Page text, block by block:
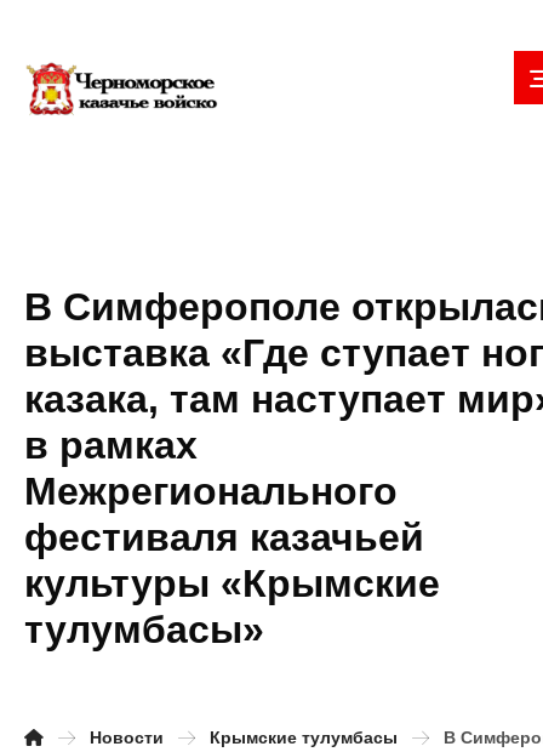
В Симферополе
выставка «Где ступает
казака, там наступает
в рамках
Межрегионального
фестиваля казачьей
культуры «Крымские
тулумбасы»
Новости Крымские тулумбасы
В